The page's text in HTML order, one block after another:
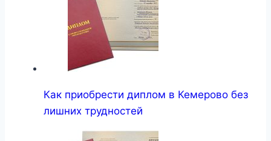
Как приобрести диплом в Кемерово без
лишних трудностей